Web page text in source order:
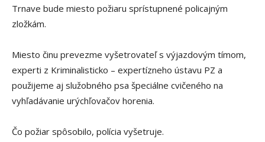
Trnave bude miesto požiaru sprístupnené policajným
zložkám.
Miesto činu prevezme vyšetrovateľ s výjazdovým tímom,
experti z Kriminalisticko – expertízneho ústavu PZ a
použijeme aj služobného psa špeciálne cvičeného na
vyhľadávanie urýchľovačov horenia.
Čo požiar spôsobilo, polícia vyšetruje.